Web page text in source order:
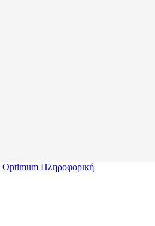
Optimum Πληροφορική